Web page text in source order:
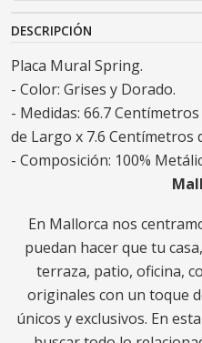
DESCRIPCIÓN
Placa Mural Spring.
- Color: Grises y Dorado.
- Medidas: 66.7
de Largo x 7.6 Centímetros
- Composición: 100%
En Mallorca nos
puedan hacer que tu
terraza, patio, oficina,
originales con un toque
únicos y exclusivos. En